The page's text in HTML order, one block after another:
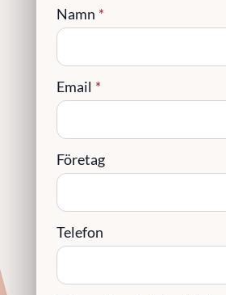
Namn *
Email *
Företag
Telefon